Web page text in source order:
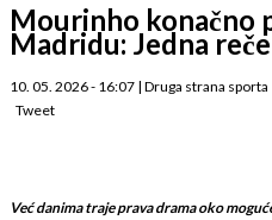
Mourinho konačno
Madridu: Jedna
10. 05. 2026 - 16:07 | Druga strana sporta
Tweet
Već danima traje prava drama oko